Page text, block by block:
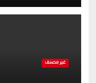
غير مصنف